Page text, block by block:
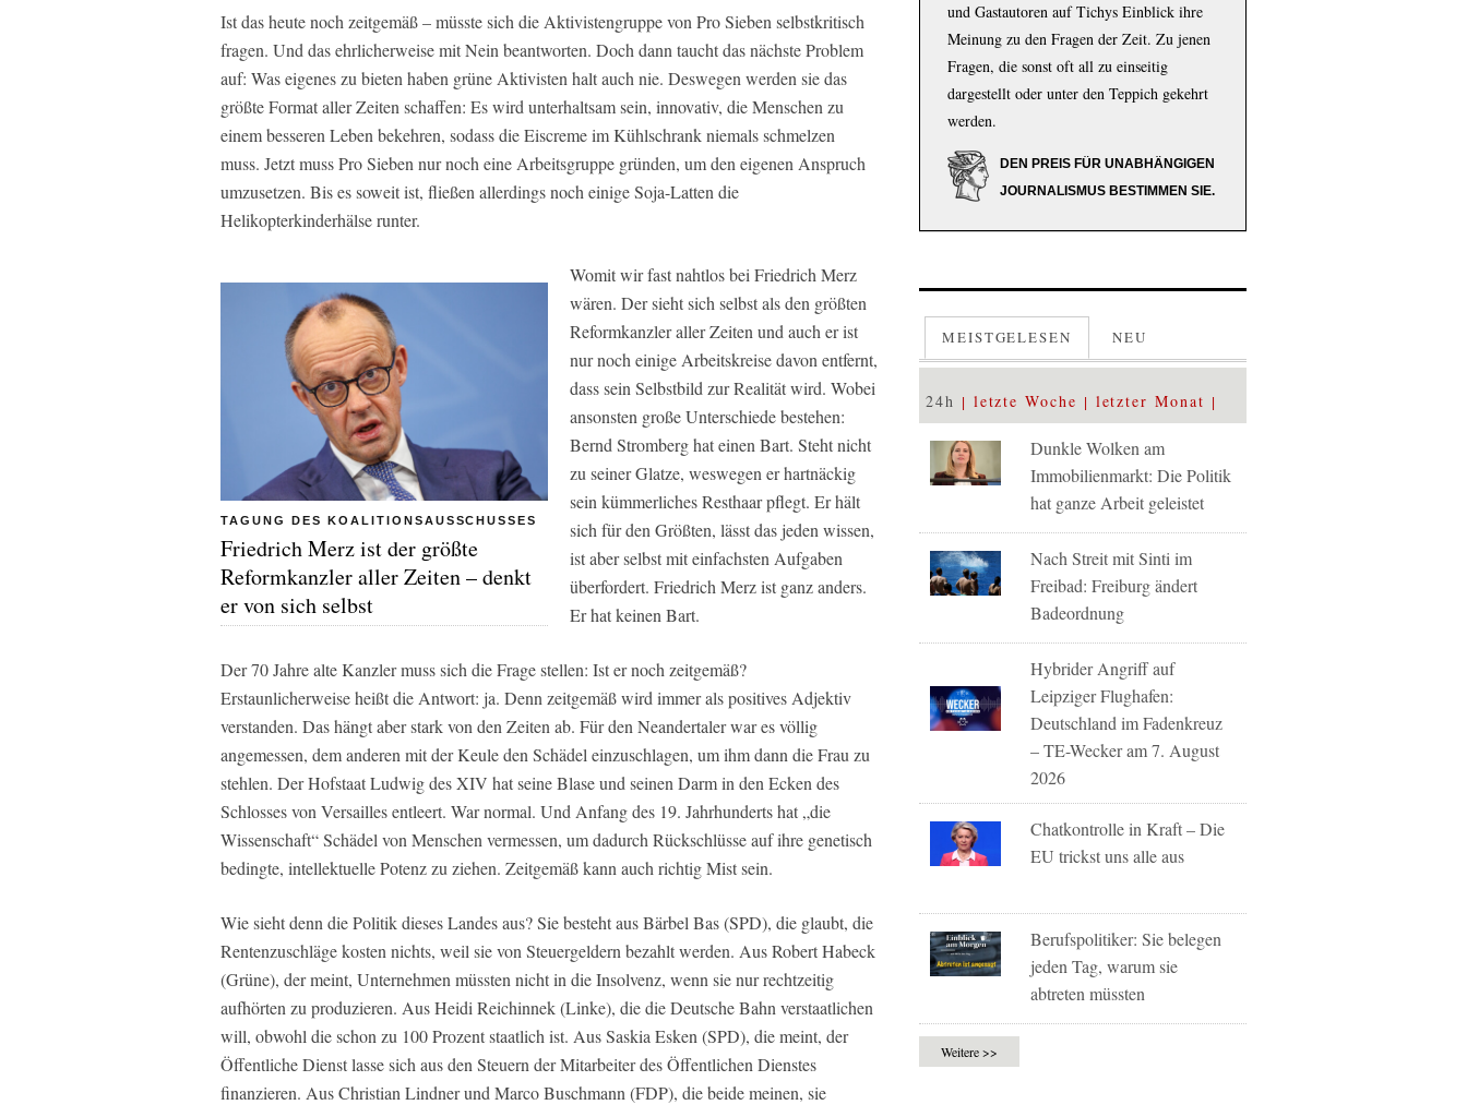
Ist das heute noch zeitgemäß – müsste sich die Aktivistengruppe von Pro Sieben selbstkritisch
fragen. Und das ehrlicherweise mit Nein beantworten. Doch dann taucht das nächste Problem
auf: Was eigenes zu bieten haben grüne Aktivisten halt auch nie. Deswegen werden sie das
größte Format aller Zeiten schaffen: Es wird unterhaltsam sein, innovativ, die Menschen zu
einem besseren Leben bekehren, sodass die Eiscreme im Kühlschrank niemals schmelzen
muss. Jetzt muss Pro Sieben nur noch eine Arbeitsgruppe gründen, um den eigenen Anspruch
umzusetzen. Bis es soweit ist, fließen allerdings noch einige Soja-Latten die
Helikopterkinderhälse runter.
TAGUNG DES KOALITIONSAUSSCHUSSES
Friedrich Merz ist der größte
Reformkanzler aller Zeiten – denkt
er von sich selbst
Womit wir fast nahtlos bei Friedrich Merz
wären. Der sieht sich selbst als den größten
Reformkanzler aller Zeiten und auch er ist
nur noch einige Arbeitskreise davon entfernt,
dass sein Selbstbild zur Realität wird. Wobei
ansonsten große Unterschiede bestehen:
Bernd Stromberg hat einen Bart. Steht nicht
zu seiner Glatze, weswegen er hartnäckig
sein kümmerliches Resthaar pflegt. Er hält
sich für den Größten, lässt das jeden wissen,
ist aber selbst mit einfachsten Aufgaben
überfordert. Friedrich Merz ist ganz anders.
Er hat keinen Bart.
Der 70 Jahre alte Kanzler muss sich die Frage stellen: Ist er noch zeitgemäß?
Erstaunlicherweise heißt die Antwort: ja. Denn zeitgemäß wird immer als positives Adjektiv
verstanden. Das hängt aber stark von den Zeiten ab. Für den Neandertaler war es völlig
angemessen, dem anderen mit der Keule den Schädel einzuschlagen, um ihm dann die Frau zu
stehlen. Der Hofstaat Ludwig des XIV hat seine Blase und seinen Darm in den Ecken des
Schlosses von Versailles entleert. War normal. Und Anfang des 19. Jahrhunderts hat „die
Wissenschaft“ Schädel von Menschen vermessen, um dadurch Rückschlüsse auf ihre genetisch
bedingte, intellektuelle Potenz zu ziehen. Zeitgemäß kann auch richtig Mist sein.
Wie sieht denn die Politik dieses Landes aus? Sie besteht aus Bärbel Bas (SPD), die glaubt, die
Rentenzuschläge kosten nichts, weil sie von Steuergeldern bezahlt werden. Aus Robert Habeck
(Grüne), der meint, Unternehmen müssten nicht in die Insolvenz, wenn sie nur rechtzeitig
aufhörten zu produzieren. Aus Heidi Reichinnek (Linke), die die Deutsche Bahn verstaatlichen
will, obwohl die schon zu 100 Prozent staatlich ist. Aus Saskia Esken (SPD), die meint, der
Öffentliche Dienst lasse sich aus den Steuern der Mitarbeiter des Öffentlichen Dienstes
finanzieren. Aus Christian Lindner und Marco Buschmann (FDP), die beide meinen, sie
und Gastautoren auf Tichys Einblick ihre
Meinung zu den Fragen der Zeit. Zu jenen
Fragen, die sonst oft all zu einseitig
dargestellt oder unter den Teppich gekehrt
werden.
DEN PREIS FÜR UNABHÄNGIGEN
JOURNALISMUS BESTIMMEN SIE.
MEISTGELESEN NEU
24h letzte Woche letzter Monat
Dunkle Wolken am
Immobilienmarkt: Die Politik
hat ganze Arbeit geleistet
Nach Streit mit Sinti im
Freibad: Freiburg ändert
Badeordnung
Hybrider Angriff auf
Leipziger Flughafen:
Deutschland im Fadenkreuz
– TE-Wecker am 7. August
2026
Chatkontrolle in Kraft – Die
EU trickst uns alle aus
Berufspolitiker: Sie belegen
jeden Tag, warum sie
abtreten müssten
Weitere >>